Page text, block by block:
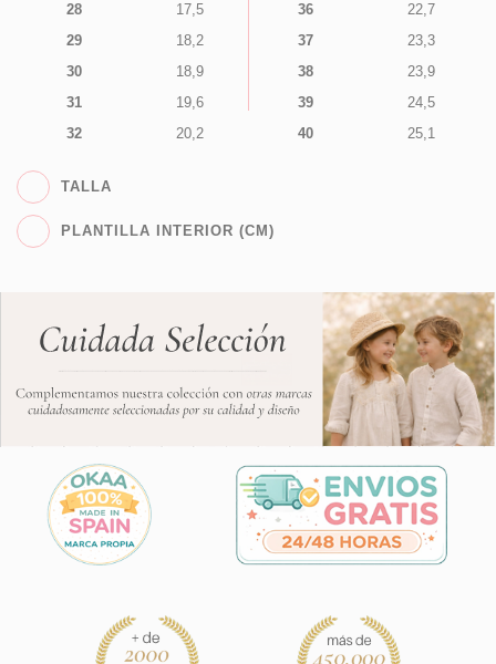
28
17,5
29
18,2
30
18,9
31
19,6
32
20,2
36
22,7
37
23,3
38
23,9
39
24,5
40
25,1
TALLA
PLANTILLA INTERIOR (CM)